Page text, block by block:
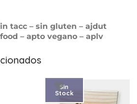
tacc – sin gluten – ajdut
– apto vegano – aplv
Sin
Stock